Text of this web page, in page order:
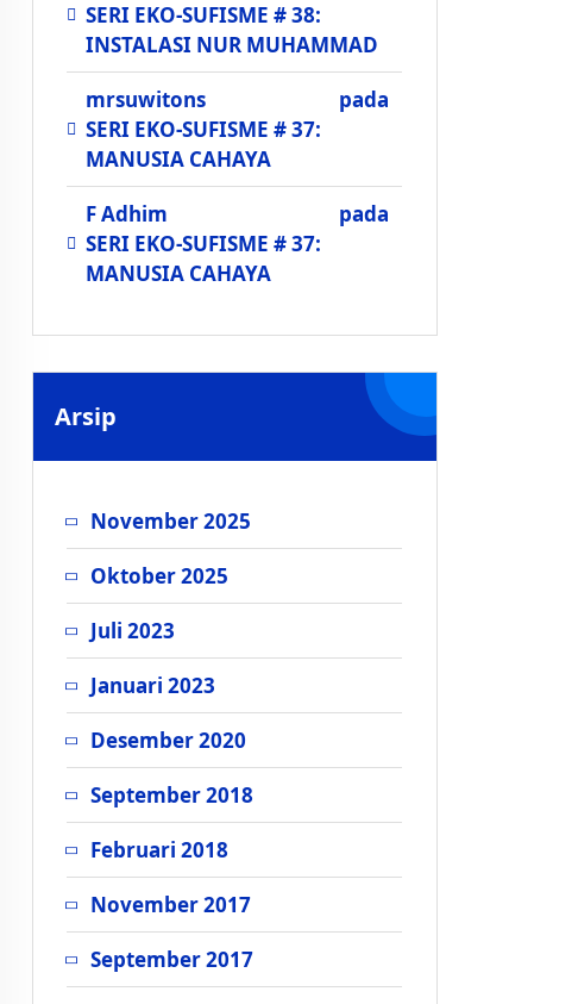
SERI EKO-SUFISME # 38:
INSTALASI NUR MUHAMMAD
mrsuwitons
pada
SERI EKO-SUFISME # 37:
MANUSIA CAHAYA
F Adhim
pada
SERI EKO-SUFISME # 37:
MANUSIA CAHAYA
Arsip
November 2025
Oktober 2025
Juli 2023
Januari 2023
Desember 2020
September 2018
Februari 2018
November 2017
September 2017